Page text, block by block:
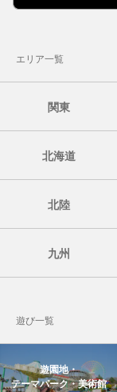
エリア一覧
関東
北海道
北陸
九州
遊び一覧
遊園地・
テーマパーク・美術館